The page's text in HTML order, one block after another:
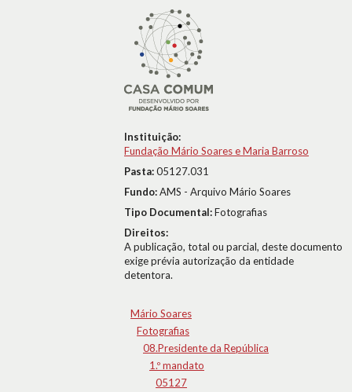
Instituição:
Fundação Mário Soares e Maria Barroso
Pasta:05127.031
Fundo:AMS - Arquivo Mário Soares
Tipo Documental:Fotografias
Direitos:
A publicação, total ou parcial, deste documento
exige prévia autorização da entidade
detentora.
Mário Soares
Fotografias
08.Presidente da República
1.º mandato
05127